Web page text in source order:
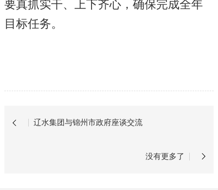
要真抓实干、上下齐心，确保完成全年
目标任务。
辽水集团与锦州市政府座谈交流
没有更多了